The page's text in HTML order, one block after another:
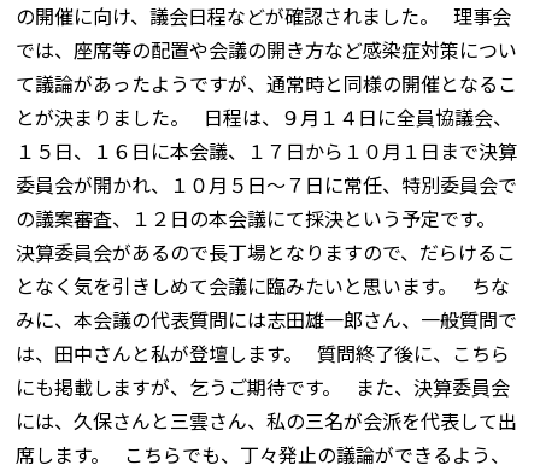
の開催に向け、議会日程などが確認されました。 理事会
では、座席等の配置や会議の開き方など感染症対策につい
て議論があったようですが、通常時と同様の開催となるこ
とが決まりました。 日程は、９月１４日に全員協議会、
１５日、１６日に本会議、１７日から１０月１日まで決算
委員会が開かれ、１０月５日～７日に常任、特別委員会で
の議案審査、１２日の本会議にて採決という予定です。
決算委員会があるので長丁場となりますので、だらけるこ
となく気を引きしめて会議に臨みたいと思います。 ちな
みに、本会議の代表質問には志田雄一郎さん、一般質問で
は、田中さんと私が登壇します。 質問終了後に、こちら
にも掲載しますが、乞うご期待です。 また、決算委員会
には、久保さんと三雲さん、私の三名が会派を代表して出
席します。 こちらでも、丁々発止の議論ができるよう、